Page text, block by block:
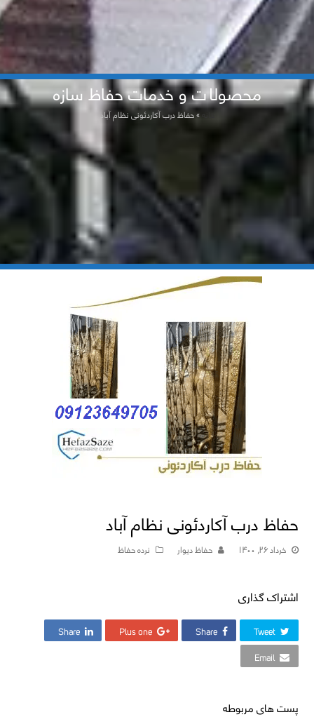
محصولات و خدمات حفاظ سازه
خانه »حفاظ درب آکاردئونی نظام آباد
حفاظ درب آکاردئونی نظام آباد
خرداد ۲۶, ۱۴۰۰ حفاظ دیوار نرده حفاظ
اشتراک گذاری
Tweet
Share
Plus one
Share
Email
پست های مربوطه